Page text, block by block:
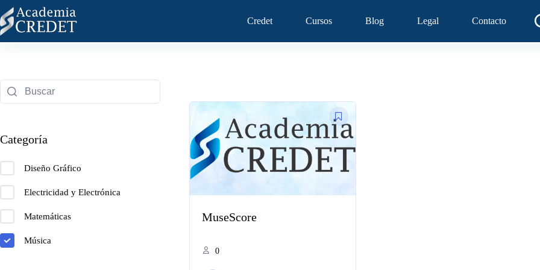
Credet Cursos Blog Legal Contacto
Categoría
Diseño Gráfico
Electricidad y Electrónica
Matemáticas
Música
MuseScore
0